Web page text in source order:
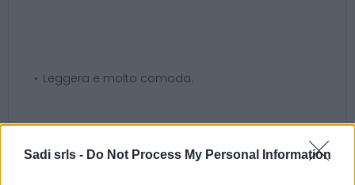
Sadi srls - Do Not Process My Personal Information
Leggera e molto comoda.